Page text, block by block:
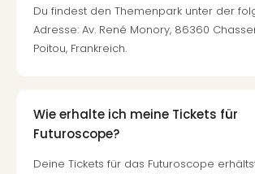
Du findest den Themenpark unter der
Adresse: Av. René Monory, 86360
Poitou, Frankreich.
Wie erhalte ich meine Tickets für
Futuroscope?
Deine Tickets für das Futuroscope